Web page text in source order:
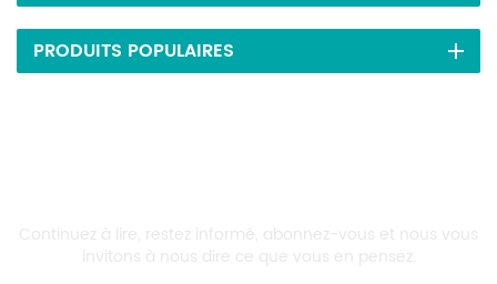
PRODUITS POPULAIRES